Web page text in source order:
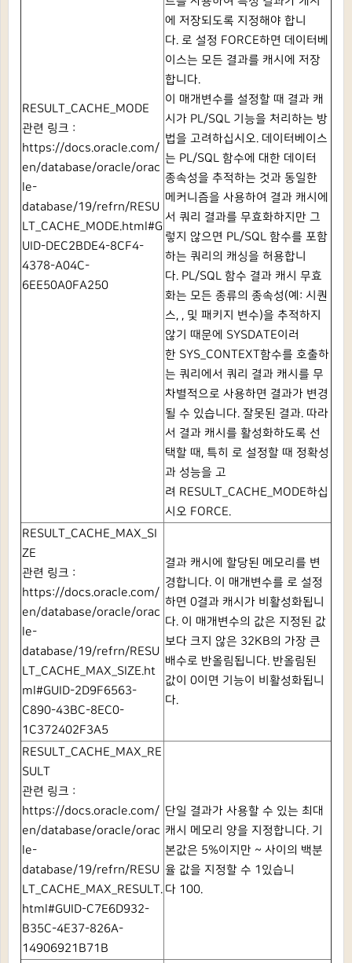
RESULT_CACHE_MODE
관련 링크 :
https://docs.oracle.com/
en/database/oracle/orac
le-
database/19/refrn/RESU
LT_CACHE_MODE.html#G
UID-DEC2BDE4-8CF4-
4378-A04C-
6EE50A0FA250
에 저장되도록 지정해야 합니
다. 로 설정 FORCE하면 데이터베
이스는 모든 결과를 캐시에 저장
합니다.
이 매개변수를 설정할 때 결과 캐
시가 PL/SQL 기능을 처리하는 방
법을 고려하십시오. 데이터베이스
는 PL/SQL 함수에 대한 데이터
종속성을 추적하는 것과 동일한
메커니즘을 사용하여 결과 캐시에
서 쿼리 결과를 무효화하지만 그
렇지 않으면 PL/SQL 함수를 포함
하는 쿼리의 캐싱을 허용합니
다. PL/SQL 함수 결과 캐시 무효
화는 모든 종류의 종속성(예: 시퀀
스, , 및 패키지 변수)을 추적하지
않기 때문에 SYSDATE이러
한 SYS_CONTEXT함수를 호출하
는 쿼리에서 쿼리 결과 캐시를 무
차별적으로 사용하면 결과가 변경
될 수 있습니다. 잘못된 결과. 따라
서 결과 캐시를 활성화하도록 선
택할 때, 특히 로 설정할 때 정확성
과 성능을 고
려 RESULT_CACHE_MODE하십
시오 FORCE.
RESULT_CACHE_MAX_SI
ZE
관련 링크 :
https://docs.oracle.com/
en/database/oracle/orac
le-
database/19/refrn/RESU
LT_CACHE_MAX_SIZE.ht
ml#GUID-2D9F6563-
C890-43BC-8EC0-
1C372402F3A5
결과 캐시에 할당된 메모리를 변
경합니다. 이 매개변수를 로 설정
하면 0결과 캐시가 비활성화됩니
다. 이 매개변수의 값은 지정된 값
보다 크지 않은 32KB의 가장 큰
배수로 반올림됩니다. 반올림된
값이 0이면 기능이 비활성화됩니
다.
RESULT_CACHE_MAX_RE
SULT
관련 링크 :
https://docs.oracle.com/
en/database/oracle/orac
le-
database/19/refrn/RESU
LT_CACHE_MAX_RESULT.
html#GUID-C7E6D932-
B35C-4E37-826A-
14906921B71B
단일 결과가 사용할 수 있는 최대
캐시 메모리 양을 지정합니다. 기
본값은 5%이지만 ~ 사이의 백분
율 값을 지정할 수 1있습니
다 100.